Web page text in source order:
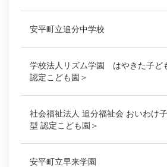
安平町立追分中学校
学校法人リズム学園 はやきた子ど
認定こども園＞
社会福祉法人 追分福祉会 おいわけ
型 認定こども園＞
安平町立早来学園